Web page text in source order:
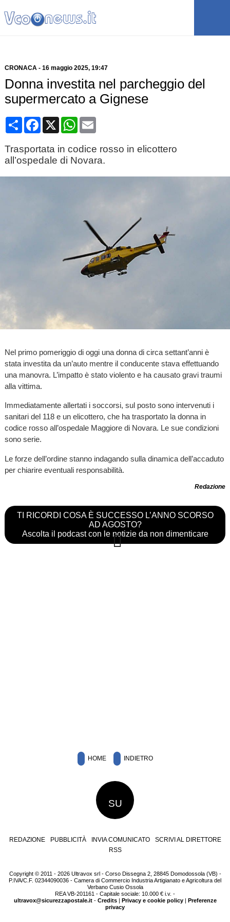
CRONACA- 16 maggio 2025, 19:47
Donna investita nel parcheggio del
supermercato a Gignese
CondividiFacebook
X WhatsApp
Email
Trasportata in codice rosso in elicottero
all’ospedale di Novara.
Nel primo pomeriggio di oggi una donna di circa settant’anni è
stata investita da un’auto mentre il conducente stava effettuando
una manovra. L’impatto è stato violento e ha causato gravi traumi
alla vittima.
Immediatamente allertati i soccorsi, sul posto sono intervenuti i
sanitari del 118 e un elicottero, che ha trasportato la donna in
codice rosso all’ospedale Maggiore di Novara. Le sue condizioni
sono serie.
Le forze dell’ordine stanno indagando sulla dinamica dell’accaduto
per chiarire eventuali responsabilità.
Redazione
TI RICORDI COSA È SUCCESSO L’ANNO SCORSO
AD AGOSTO?
Ascolta il podcast con le notizie da non dimenticare
HOME INDIETRO
SU
REDAZIONE PUBBLICITÀ INVIA COMUNICATO
SCRIVI AL DIRETTORE
RSS
Copyright © 2011 - 2026 Ultravox srl - Corso Dissegna 2, 28845 Domodossola (VB) -
P.IVA/C.F. 02344090036 - Camera di Commercio Industria Artigianato e Agricoltura del
Verbano Cusio Ossola
REA VB-201161 - Capitale sociale: 10.000 € i.v. -
ultravox@sicurezzapostale.it- Credits| Privacy e cookie policy| Preferenze
privacy